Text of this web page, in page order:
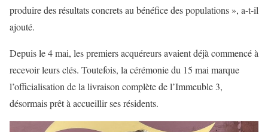
produire des résultats concrets au bénéfice des populations », a-t-il
ajouté.
Depuis le 4 mai, les premiers acquéreurs avaient déjà commencé à
recevoir leurs clés. Toutefois, la cérémonie du 15 mai marque
l’officialisation de la livraison complète de l’Immeuble 3,
désormais prêt à accueillir ses résidents.